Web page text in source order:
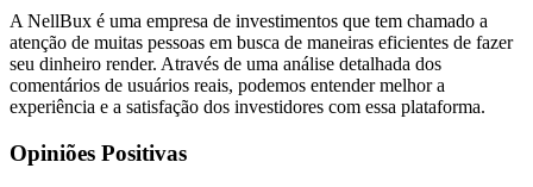
A NellBux é uma empresa de investimentos que tem chamado a
atenção de muitas pessoas em busca de maneiras eficientes de fazer
seu dinheiro render. Através de uma análise detalhada dos
comentários de usuários reais, podemos entender melhor a
experiência e a satisfação dos investidores com essa plataforma.
Opiniões Positivas